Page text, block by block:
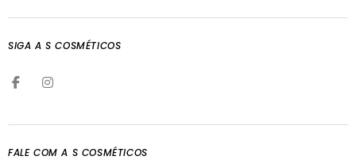
SIGA A S COSMÉTICOS
FALE COM A S COSMÉTICOS